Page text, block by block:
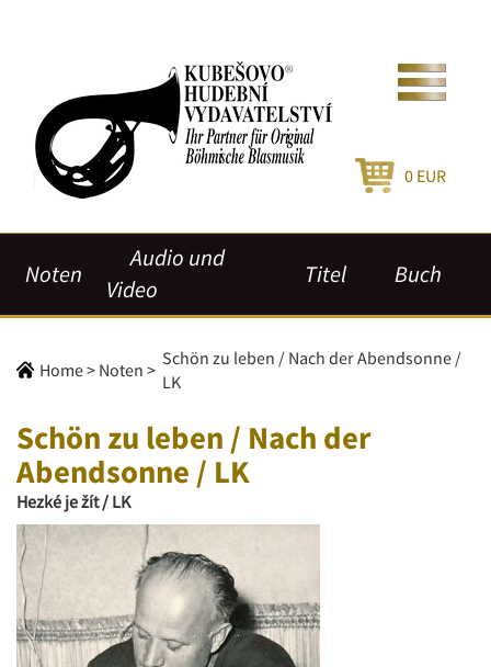
0 EUR
Noten
Audio und
Video
Titel Buch
Home> Noten >
Schön zu leben / Nach der Abendsonne /
LK
Schön zu leben / Nach der
Abendsonne / LK
Hezké je žít / LK